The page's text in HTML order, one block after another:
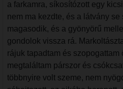
a farkamra, síkosítózott egy
nem ma kezdte, és a látvány
magasodik, és a gyönyörű
gondolok vissza rá.
rájuk tapadtam és szopogattam
megtaláltam párszor és
többnyire volt szeme, nem